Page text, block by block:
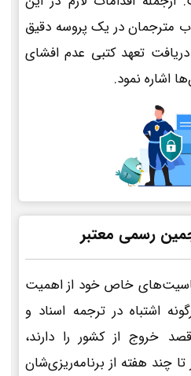
مترجمان در یک پروسه دقیق
تعهد کتبی عدم افشای
اشاره نمود.
رسمی معتبر
خاص خود از اهمیت
اشتباه در ترجمه اسناد و
خروج از کشور را دارند،
تا چند هفته از برنامه‌ریزی‌شان